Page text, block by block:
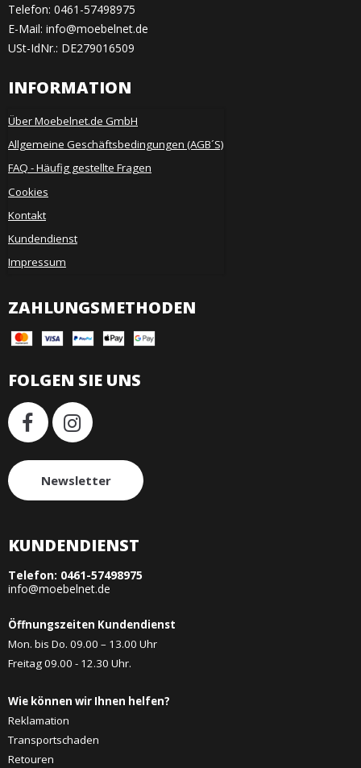
Telefon: 0461-57498975
E-Mail: info@moebelnet.de
USt-IdNr.: DE279016509
INFORMATION
Über Moebelnet.de GmbH
Allgemeine Geschäftsbedingungen (AGB´S)
FAQ - Häufig gestellte Fragen
Cookies
Kontakt
Kundendienst
Impressum
ZAHLUNGSMETHODEN
FOLGEN SIE UNS
Newsletter
KUNDENDIENST
Telefon: 0461-57498975
info@moebelnet.de
Öffnungszeiten Kundendienst
Mon. bis Do. 09.00 – 13.00 Uhr
Freitag 09.00 - 12.30 Uhr.
Wie können wir Ihnen helfen?
Reklamation
Transportschaden
Retouren